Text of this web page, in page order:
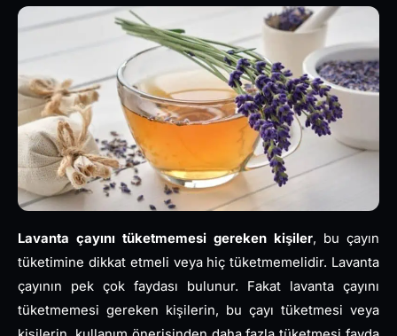
Lavanta çayını tüketmemesi gereken kişiler, bu çayın
tüketimine dikkat etmeli veya hiç tüketmemelidir. Lavanta
çayının pek çok faydası bulunur. Fakat lavanta çayını
tüketmemesi gereken kişilerin, bu çayı tüketmesi veya